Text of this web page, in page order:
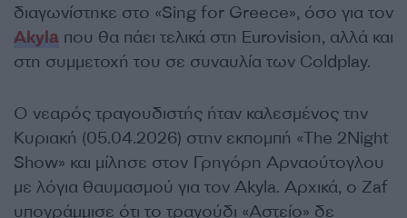
διαγωνίστηκε στο «Sing for Greece», όσο για τον
Akyla που θα πάει τελικά στη Eurovision, αλλά και
στη συμμετοχή του σε συναυλία των Coldplay.
O νεαρός τραγουδιστής ήταν καλεσμένος την
Κυριακή (05.04.2026) στην εκπομπή «The 2Night
Show» και μίλησε στον Γρηγόρη Αρναούτογλου
με λόγια θαυμασμού για τον Akyla. Αρχικά, ο Zaf
υπογράμμισε ότι το τραγούδι «Αστείο» δε